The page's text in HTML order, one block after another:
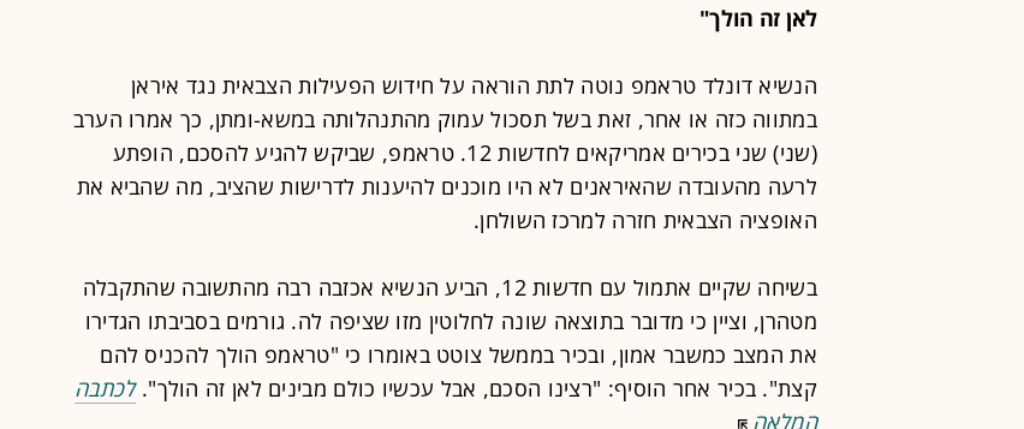
לאן זה הולך"
הנשיא דונלד טראמפ נוטה לתת הוראה על חידוש הפעילות הצבאית נגד איראן
במתווה כזה או אחר, זאת בשל תסכול עמוק מהתנהלותה במשא-ומתן, כך אמרו הערב
(שני) שני בכירים אמריקאים לחדשות 12. טראמפ, שביקש להגיע להסכם, הופתע
לרעה מהעובדה שהאיראנים לא היו מוכנים להיענות לדרישות שהציב, מה שהביא את
האופציה הצבאית חזרה למרכז השולחן.
בשיחה שקיים אתמול עם חדשות 12, הביע הנשיא אכזבה רבה מהתשובה שהתקבלה
מטהרן, וציין כי מדובר בתוצאה שונה לחלוטין מזו שציפה לה. גורמים בסביבתו הגדירו
את המצב כמשבר אמון, ובכיר בממשל צוטט באומרו כי "טראמפ הולך להכניס להם
קצת". בכיר אחר הוסיף: "רצינו הסכם, אבל עכשיו כולם מבינים לאן זה הולך".לכתבה
המלאה